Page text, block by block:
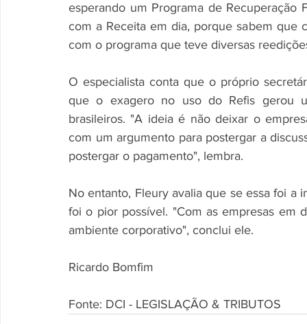
esperando um Programa de Recuperação
com a Receita em dia, porque sabem que
com o programa que teve diversas
O especialista conta que o próprio
que o exagero no uso do Refis gerou
brasileiros. "A ideia é não deixar o
com um argumento para postergar a
postergar o pagamento", lembra.
No entanto, Fleury avalia que se essa foi
foi o pior possível. "Com as empresas em
ambiente corporativo", conclui ele.
Ricardo Bomfim
Fonte: DCI - LEGISLAÇÃO & TRIBUTOS